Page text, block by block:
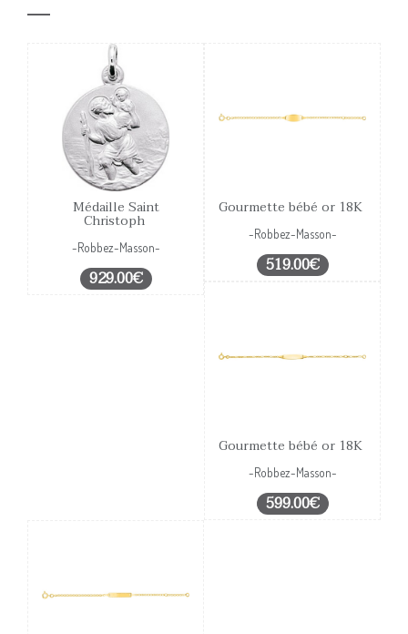
Médaille Saint
Christoph
-Robbez-Masson-
929.00€
Gourmette bébé or 18K
-Robbez-Masson-
519.00€
Gourmette bébé or 18K
-Robbez-Masson-
599.00€